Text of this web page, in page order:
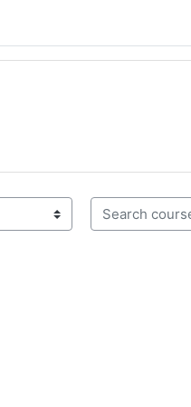
Search courses